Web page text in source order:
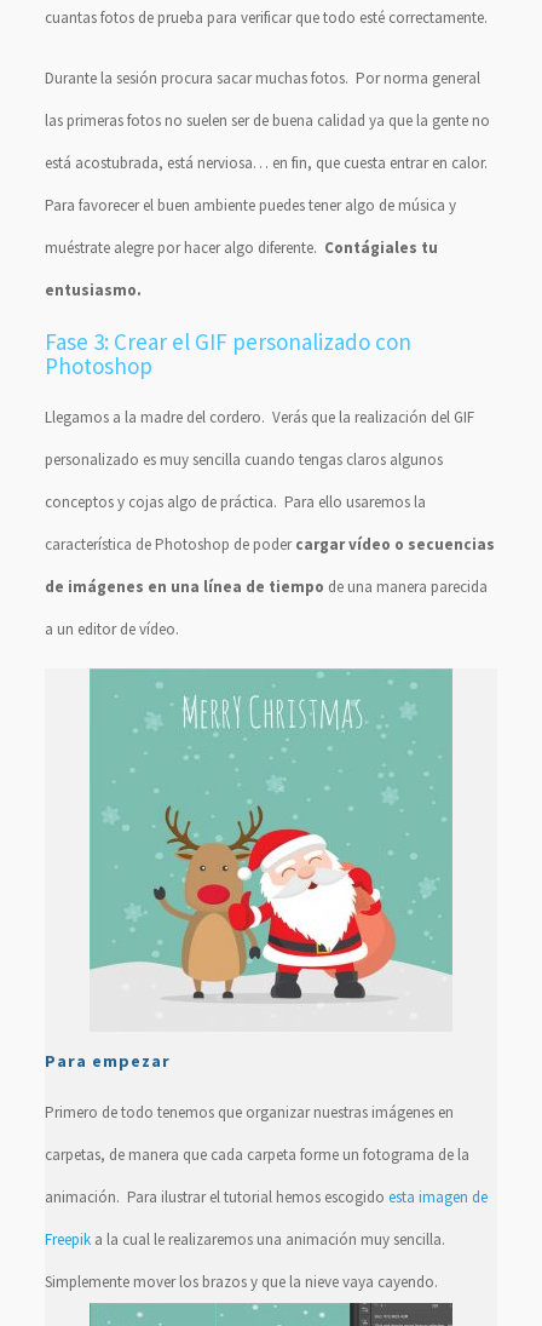
cuantas fotos de prueba para verificar que todo esté correctamente.
Durante la sesión procura sacar muchas fotos. Por norma general
las primeras fotos no suelen ser de buena calidad ya que la gente no
está acostubrada, está nerviosa… en fin, que cuesta entrar en calor.
Para favorecer el buen ambiente puedes tener algo de música y
muéstrate alegre por hacer algo diferente. Contágiales tu
entusiasmo.
Fase 3: Crear el GIF personalizado con
Photoshop
Llegamos a la madre del cordero. Verás que la realización del GIF
personalizado es muy sencilla cuando tengas claros algunos
conceptos y cojas algo de práctica. Para ello usaremos la
característica de Photoshop de podercargar vídeo o secuencias
de imágenes en una línea de tiempo de una manera parecida
a un editor de vídeo.
Para empezar
Primero de todo tenemos que organizar nuestras imágenes en
carpetas, de manera que cada carpeta forme un fotograma de la
animación. Para ilustrar el tutorial hemos escogido esta imagen de
Freepika la cual le realizaremos una animación muy sencilla.
Simplemente mover los brazos y que la nieve vaya cayendo.